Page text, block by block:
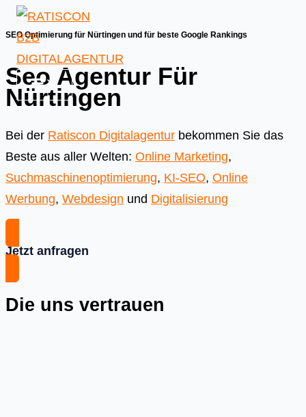
Skip
to
content
SEO Optimierung für Nürtingen und für beste Google Rankings
Seo Agentur Für
Nürtingen
Bei der Ratiscon Digitalagentur bekommen Sie das
Beste aus aller Welten: Online Marketing,
Suchmaschinenoptimierung, KI-SEO, Online
Werbung, Webdesign und Digitalisierung
Jetzt anfragen
Die uns vertrauen